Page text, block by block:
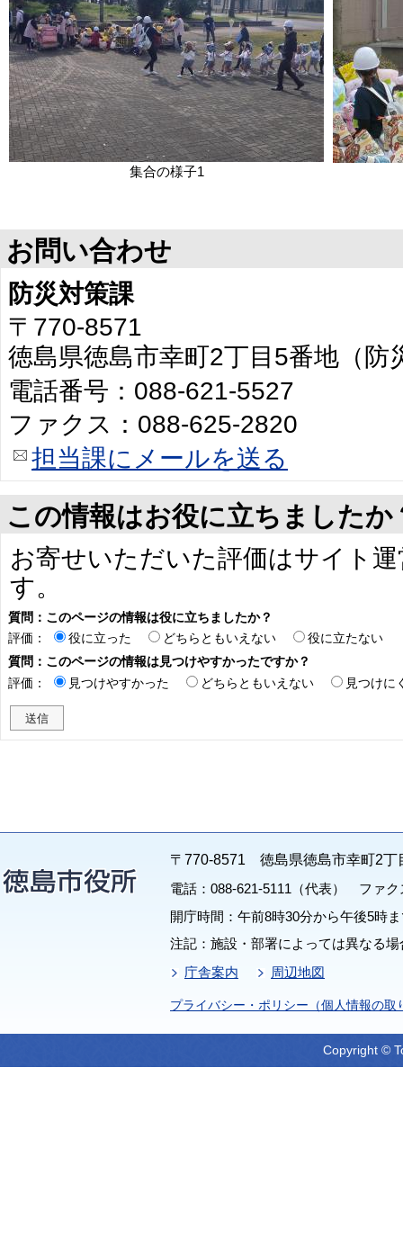
集合の様子1
お問い合わせ
防災対策課
〒770-8571
徳島県徳島市幸町2丁目5番地（防
電話番号：088-621-5527
ファクス：088-625-2820
担当課にメールを送る
この情報はお役に立ちましたか
お寄せいただいた評価はサイト
す。
質問：このページの情報は役に立ちましたか？
評価：
役に立った どちらともいえない
役に立たない
質問：このページの情報は見つけやすかったですか？
評価：
見つけやすかった どちらともいえない 見つけに
〒770-8571 徳島県徳島市幸町2丁
電話：088-621-5111（代表） ファク
開庁時間：午前8時30分から午後5時
注記：施設・部署によっては異なる
庁舎案内
周辺地図
プライバシー・ポリシー（個人情報の取
Copyright ©